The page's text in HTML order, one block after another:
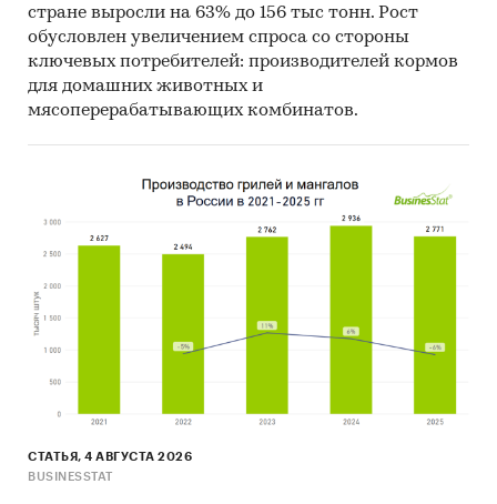
стране выросли на 63% до 156 тыс тонн. Рост
обусловлен увеличением спроса со стороны
ключевых потребителей: производителей кормов
для домашних животных и
мясоперерабатывающих комбинатов.
СТАТЬЯ, 4 АВГУСТА 2026
BUSINESSTAT